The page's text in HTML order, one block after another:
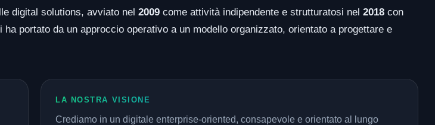
digital solutions, avviato nel 2009 come attività indipendente e strutturatosi nel 2018 con
portato da un approccio operativo a un modello organizzato, orientato a progettare e
LA NOSTRA VISIONE
Crediamo in un digitale enterprise-oriented, consapevole e orientato al lungo